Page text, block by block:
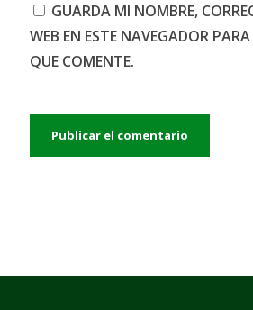
GUARDA MI NOMBRE,
WEB EN ESTE NAVEGADOR
QUE COMENTE.